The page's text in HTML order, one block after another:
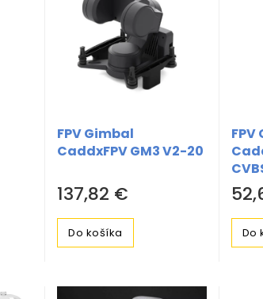
FPV Gimbal
CaddxFPV GM3 V2-20
137,82 €
Do košíka
FPV
Do